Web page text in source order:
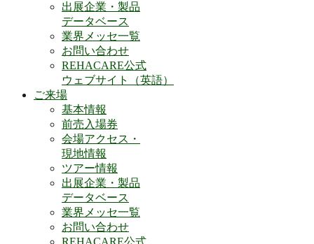
出展企業・製品
データベース
業界メッセ一覧
お問い合わせ
REHACARE公式
ウェブサイト（英語）
ご来場
基本情報
前売入場券
会場アクセス・
現地情報
ツアー情報
出展企業・製品
データベース
業界メッセ一覧
お問い合わせ
REHACARE公式